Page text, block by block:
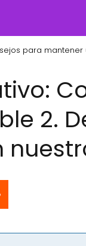
para
2.